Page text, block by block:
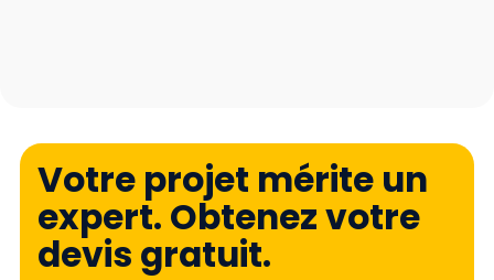
Votre projet mérite un
expert. Obtenez votre
devis gratuit.